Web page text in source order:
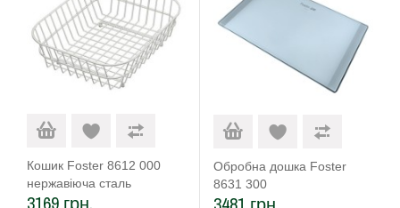
Кошик Foster 8612 000
нержавіюча сталь
3169 грн.
Обробна дошка Foster
8631 300